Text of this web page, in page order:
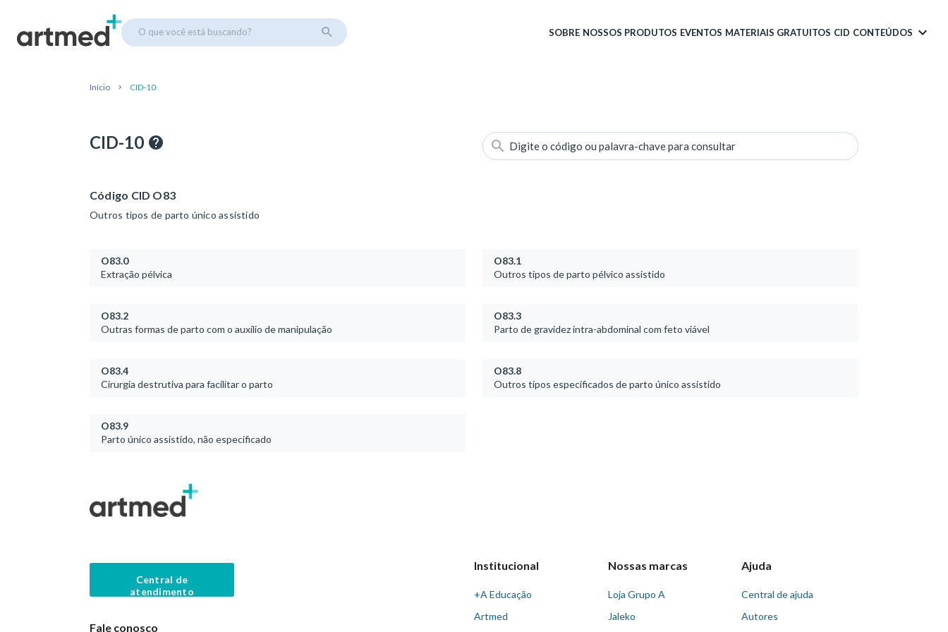
O que você está buscando? SOBRE NOSSOS PRODUTOS EVENTOS MATERIAIS GRATUITOS CID CONTEÚDOS
Início CID-10
CID-10 Digite o código ou palavra-chave para consultar
Código CID O83
Outros tipos de parto único assistido
O83.0
Extração pélvica
O83.1
Outros tipos de parto pélvico assistido
O83.2
Outras formas de parto com o auxílio de manipulação
O83.3
Parto de gravidez intra-abdominal com feto viável
O83.4
Cirurgia destrutiva para facilitar o parto
O83.8
Outros tipos especificados de parto único assistido
O83.9
Parto único assistido, não especificado
Central de
atendimento
Fale conosco
Institucional
+A Educação
Artmed
Nossas marcas
Loja Grupo A
Jaleko
Ajuda
Central de ajuda
Autores